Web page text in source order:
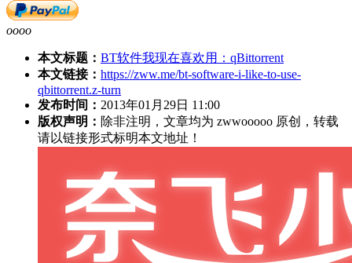
oooo
本文标题： BT软件我现在喜欢用：qBittorrent
本文链接： https://zww.me/bt-software-i-like-to-use-
qbittorrent.z-turn
发布时间： 2013年01月29日 11:00
版权声明： 除非注明，文章均为 zwwooooo 原创，转载
请以链接形式标明本文地址！